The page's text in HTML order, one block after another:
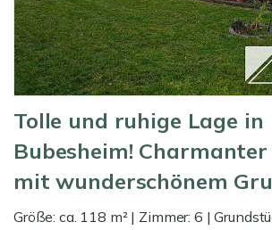
Tolle und ruhige Lage in
Bubesheim!
mit wunderschönem
Größe: ca. 118 m² | Zimmer: 6 |